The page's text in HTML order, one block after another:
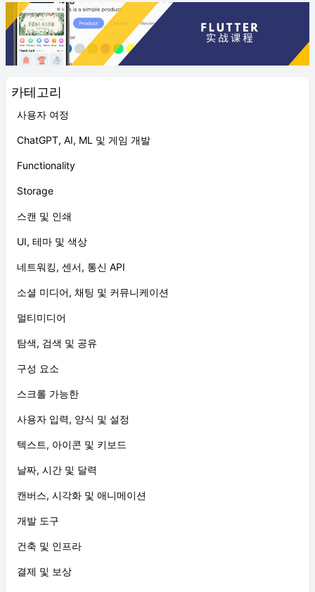
카테고리
사용자 여정
ChatGPT, AI, ML 및 게임 개발
Functionality
Storage
스캔 및 인쇄
UI, 테마 및 색상
네트워킹, 센서, 통신 API
소셜 미디어, 채팅 및 커뮤니케이션
멀티미디어
탐색, 검색 및 공유
구성 요소
스크롤 가능한
사용자 입력, 양식 및 설정
텍스트, 아이콘 및 키보드
날짜, 시간 및 달력
캔버스, 시각화 및 애니메이션
개발 도구
건축 및 인프라
결제 및 보상